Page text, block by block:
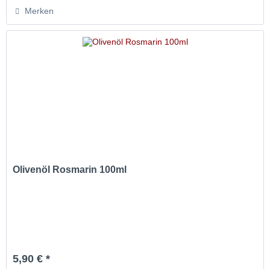
Merken
Olivenöl Rosmarin 100ml
5,90 € *